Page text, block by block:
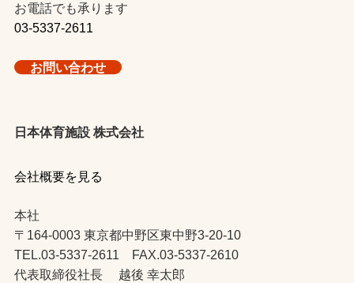
お電話でも承ります
03-5337-2611
お問い合わせ
日本体育施設 株式会社
会社概要を見る
本社
〒164-0003 東京都中野区東中野3-20-10
TEL.03-5337-2611 FAX.03-5337-2610
代表取締役社長 越後 幸太郎